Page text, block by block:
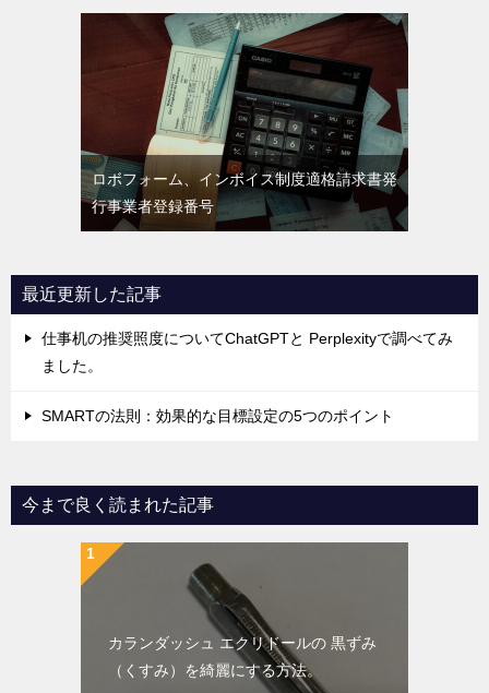
ロボフォーム、インボイス制度適格請求書発
行事業者登録番号
最近更新した記事
仕事机の推奨照度についてChatGPTと Perplexityで調べてみ
ました。
SMARTの法則：効果的な目標設定の5つのポイント
今まで良く読まれた記事
カランダッシュ エクリドールの 黒ずみ
（くすみ）を綺麗にする方法。